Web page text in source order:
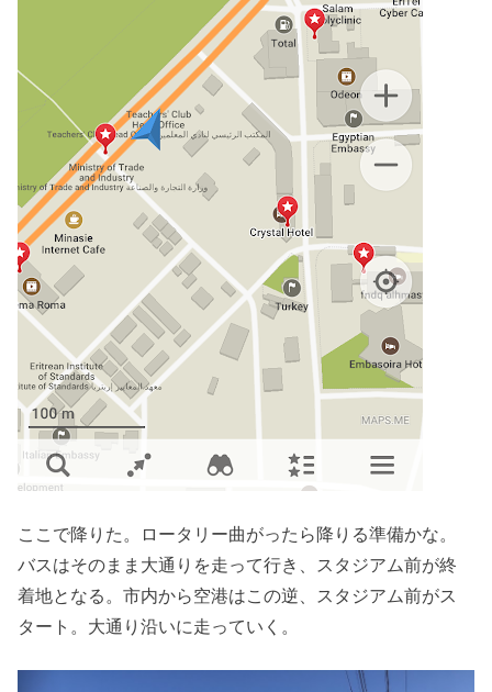
ここで降りた。ロータリー曲がったら降りる準備かな。
バスはそのまま大通りを走って行き、スタジアム前が終
着地となる。市内から空港はこの逆、スタジアム前がス
タート。大通り沿いに走っていく。